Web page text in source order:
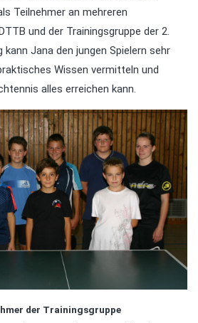
Teilnehmer an mehreren
und der Trainingsgruppe der 2.
Jana den jungen Spielern sehr
Wissen vermitteln und
alles erreichen kann.
der Trainingsgruppe